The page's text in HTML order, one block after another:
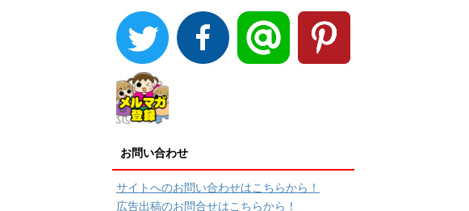
お問い合わせ
サイトへのお問い合わせはこちらから！
広告出稿のお問合せはこちらから！